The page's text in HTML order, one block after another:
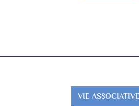
VIE ASSOCIATIVE